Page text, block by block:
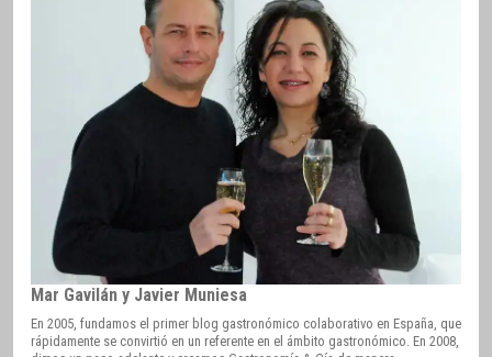
Mar Gavilán y Javier Muniesa
En 2005, fundamos el primer blog gastronómico colaborativo en España, que
rápidamente se convirtió en un referente en el ámbito gastronómico. En 2008,